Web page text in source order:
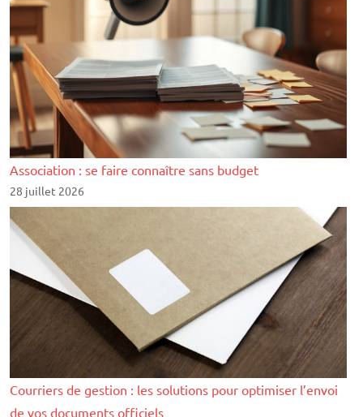
Association : se faire connaître sans budget
28 juillet 2026
Courriers de gestion : les solutions pour optimiser l’envoi
de vos documents officiels